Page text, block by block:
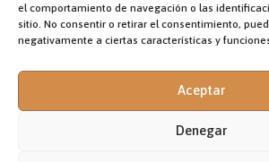
el comportamiento de navegación o las
sitio. No consentir o retirar el consentimiento,
negativamente a ciertas características y
Aceptar
Denegar
CRECE LA
POR LA PAZ Y LA
Más allá de esta crisis, la
Siria junto al resto de la población
creciente incertidumbre tras la
por parte de Hay’at Tahrir al-Sham